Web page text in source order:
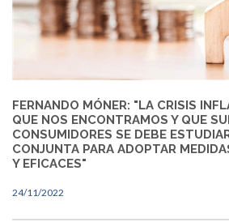
FERNANDO MÓNER: "LA CRISIS
QUE NOS ENCONTRAMOS Y QUE
CONSUMIDORES SE DEBE
CONJUNTA PARA ADOPTAR
Y EFICACES"
24/11/2022